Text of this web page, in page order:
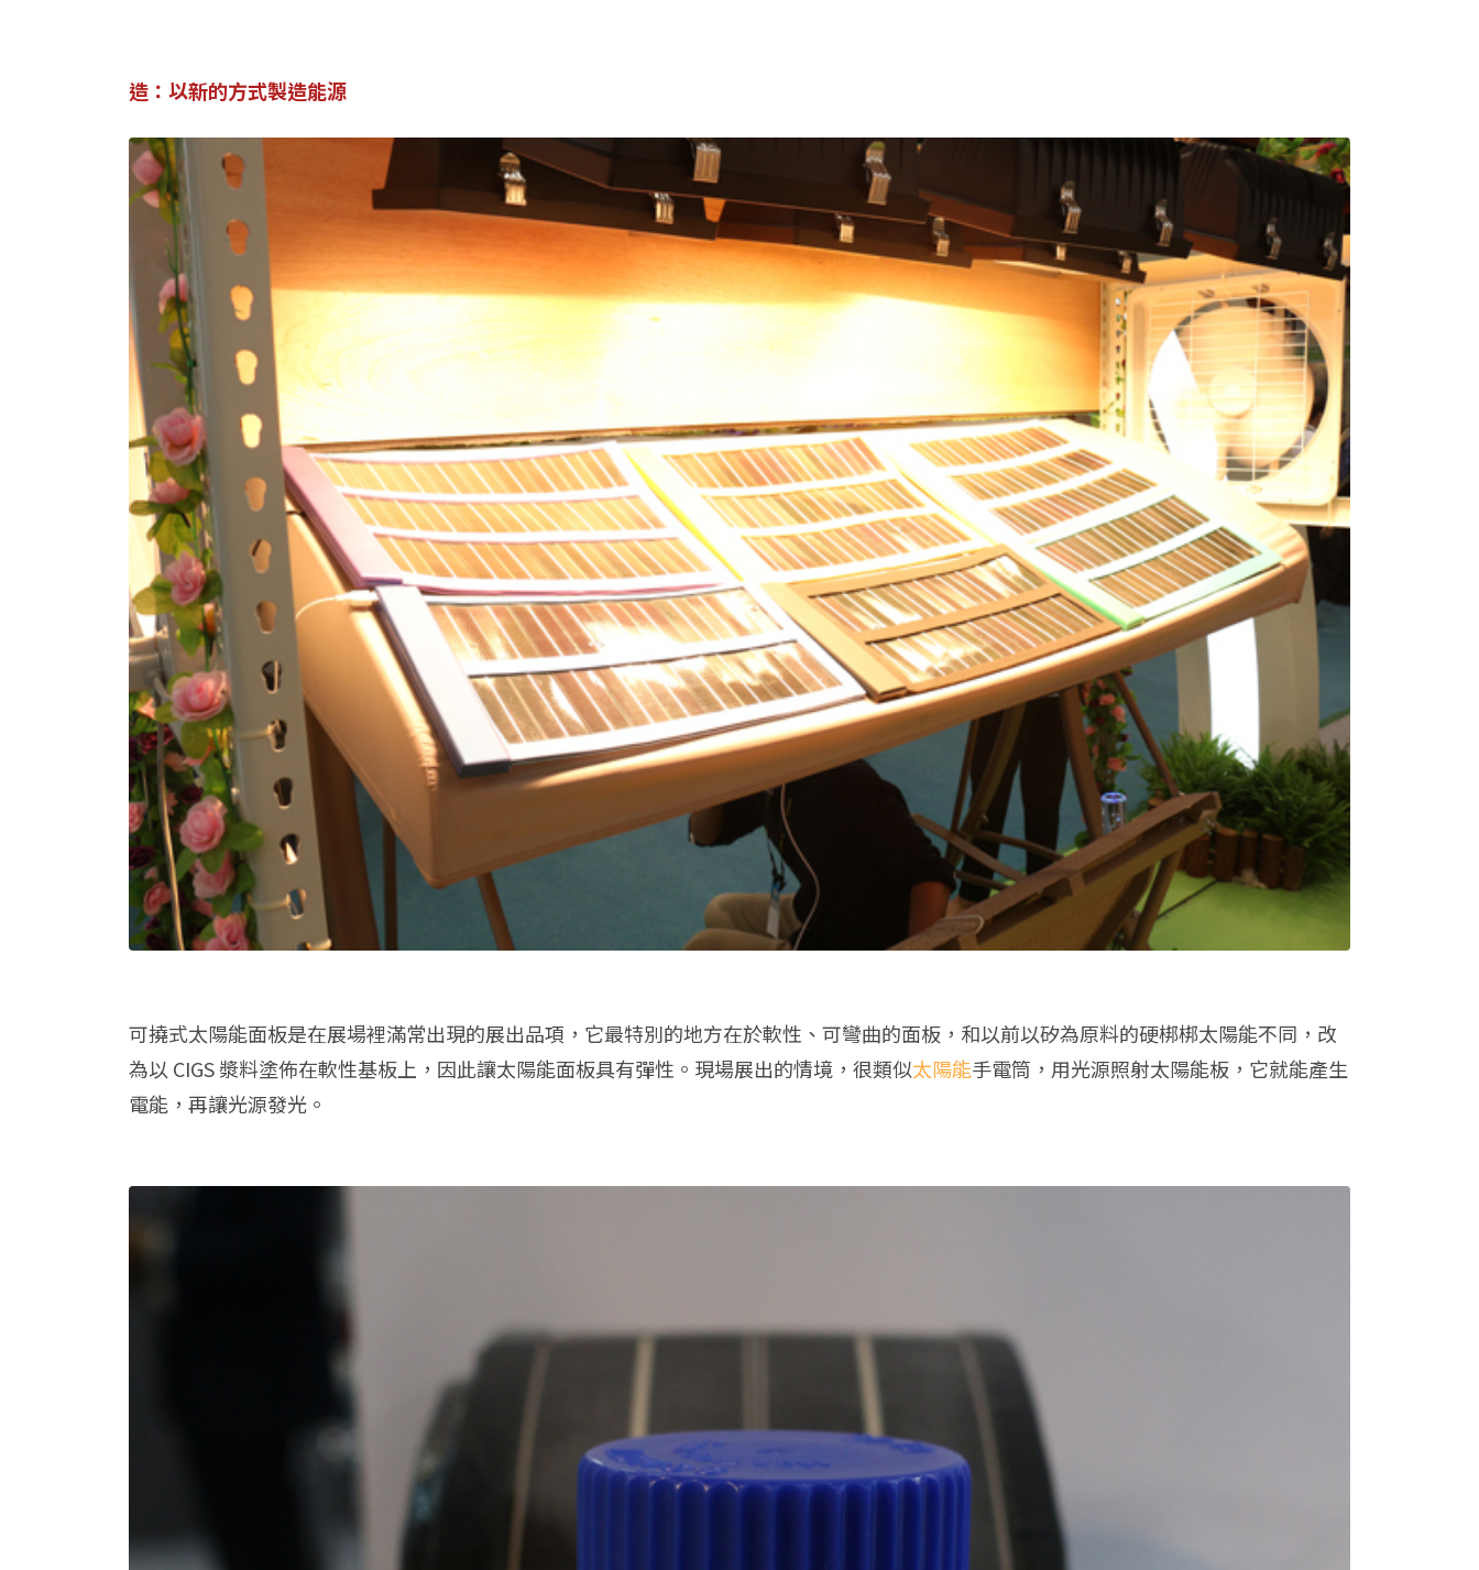
造：以新的方式製造能源
可撓式太陽能面板是在展場裡滿常出現的展出品項，它最特別的地方在於軟性、可彎曲的面板，和以前以矽為原料的硬梆梆太陽能不同，改
為以 CIGS 漿料塗佈在軟性基板上，因此讓太陽能面板具有彈性。現場展出的情境，很類似太陽能手電筒，用光源照射太陽能板，它就能產生
電能，再讓光源發光。